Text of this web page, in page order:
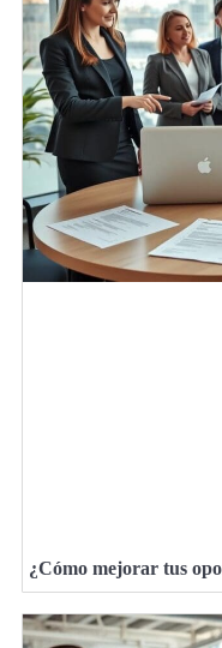
¿Cómo mejorar tus